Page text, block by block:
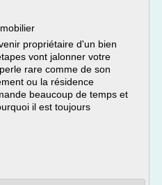
propriétaire d'un bien
vont jalonner votre
rare comme de son
ou la résidence
beaucoup de temps et
il est toujours